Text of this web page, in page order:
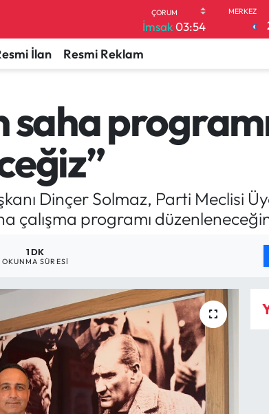
İmsak03:54
İlan Resmi Reklam
saha
Dinçer Solmaz, Parti Meclisi
çalışma programı
1 DK
OKUNMA SÜRESI